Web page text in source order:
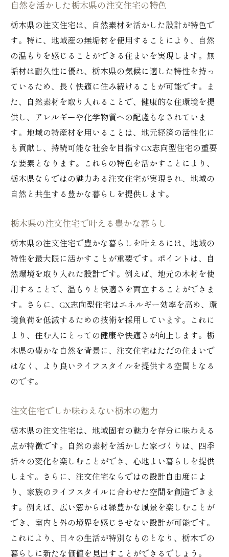
サステナブルな注文住宅の設計ポイント
注文住宅が提供する持続可能なライフスタ
イル
持続可能な暮らしを実現する注文住宅の魅
力
環境と共生する注文住宅の提案
未来を見据えた注文住宅の選び方
注文住宅で創る栃木県の新しいライフスタ
イル
栃木県の注文住宅が提案する未来の暮らし
注文住宅で栃木の豊かな自然を生活に取り
新しい生活を叶える栃木県の注文住宅の魅
力
注文住宅で実現する栃木県の理想の暮らし
栃木県で注文住宅を選ぶ理由とその可能性
自然を活かした栃木県の注文住宅の特色
栃木県の注文住宅は、自然素材を活かした設計が特色で
す。特に、地域産の無垢材を使用することにより、自然
の温もりを感じることができる住まいを実現します。無
垢材は耐久性に優れ、栃木県の気候に適した特性を持っ
ているため、長く快適に住み続けることが可能です。ま
た、自然素材を取り入れることで、健康的な住環境を提
供し、アレルギーや化学物質への配慮もなされていま
す。地域の特産材を用いることは、地元経済の活性化に
も貢献し、持続可能な社会を目指すGX志向型住宅の重要
な要素となります。これらの特色を活かすことにより、
栃木県ならではの魅力ある注文住宅が実現され、地域の
自然と共生する豊かな暮らしを提供します。
栃木県の注文住宅で叶える豊かな暮らし
栃木県の注文住宅で豊かな暮らしを叶えるには、地域の
特性を最大限に活かすことが重要です。ポイントは、自
然環境を取り入れた設計です。例えば、地元の木材を使
用することで、温もりと快適さを両立することができま
す。さらに、GX志向型住宅はエネルギー効率を高め、環
境負荷を低減するための技術を採用しています。これに
より、住む人にとっての健康や快適さが向上します。栃
木県の豊かな自然を背景に、注文住宅はただの住まいで
はなく、より良いライフスタイルを提供する空間となる
のです。
注文住宅でしか味わえない栃木の魅力
栃木県の注文住宅は、地域固有の魅力を存分に味わえる
点が特徴です。自然の素材を活かした家づくりは、四季
折々の変化を楽しむことができ、心地よい暮らしを提供
します。さらに、注文住宅ならではの設計自由度によ
り、家族のライフスタイルに合わせた空間を創造できま
す。例えば、広い窓からは緑豊かな風景を楽しむことが
でき、室内と外の境界を感じさせない設計が可能です。
これにより、日々の生活が特別なものとなり、栃木での
暮らしに新たな価値を見出すことができるでしょう。